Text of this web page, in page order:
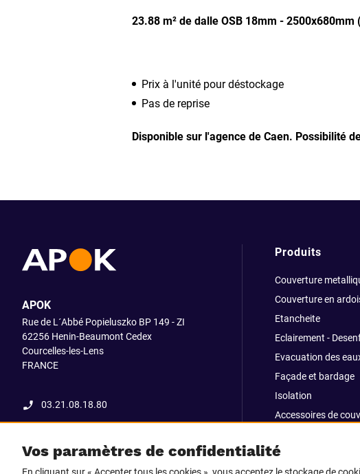
23.88 m² de dalle OSB 18mm - 2500x680mm
Prix à l'unité pour déstockage
Pas de reprise
Disponible sur l'agence de Caen. Possibilité
Vos paramètres de confidentialité
APOK
Rue de L´Abbé Popieluszko BP 149 - ZI
62256 Henin-Beaumont Cedex
Courcelles-les-Lens
FRANCE
03.21.08.18.80
Produits
Couverture
Couverture en
Etancheite
Eclairement -
Evacuation des
Façade et bardage
Isolation
Accessoires de
Outillage et sécurité